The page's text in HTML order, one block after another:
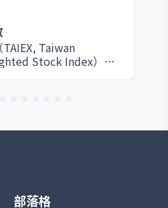
Taiwan
Stock Index）由
股為編製範圍，採用
影響最為顯著。基期
相關族群在指數中權
部落格